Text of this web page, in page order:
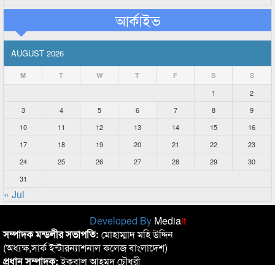
আর্কাইভ
AUGUST 2026
M T W T F S S
1
2
3
4 5 6 7 8
9
10
11 12 13 14 15
16
17
18 19 20 21 22
23
24
25 26 27 28 29
30
31
« Jul
Developed By Mediait
সম্পাদক মন্ডলীর সভাপতি: মোহাম্মাদ মহি উদ্দিন
(অধ্যক্ষ,সার্ক ইন্টারন্যাশনাল কলেজ বাংলাদেশ)
প্রধান সম্পাদক:ইকবাল আহমদ চৌধুরী